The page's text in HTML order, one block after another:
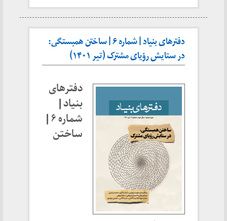
دفترهای بنیاد | شماره ۶ | ساختن همبستگی:
در ستایش رؤیای مشترک (تیر ۱۴۰۱)
دفترهای
بنیاد |
شماره ۶ |
ساختن